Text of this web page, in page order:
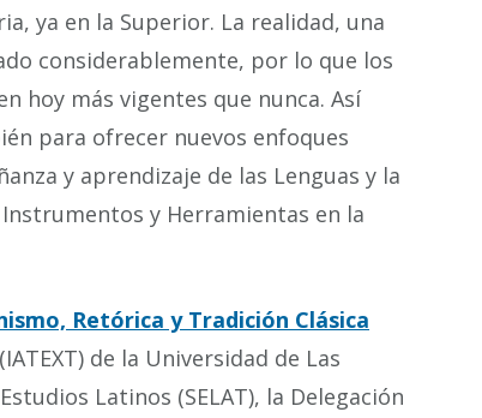
ya en la Superior. La realidad, una
considerablemente, por lo que los
hoy más vigentes que nunca. Así
para ofrecer nuevos enfoques
y aprendizaje de las Lenguas y la
y Herramientas en la
Retórica y Tradición Clásica
de la Universidad de Las
Latinos (SELAT), la Delegación